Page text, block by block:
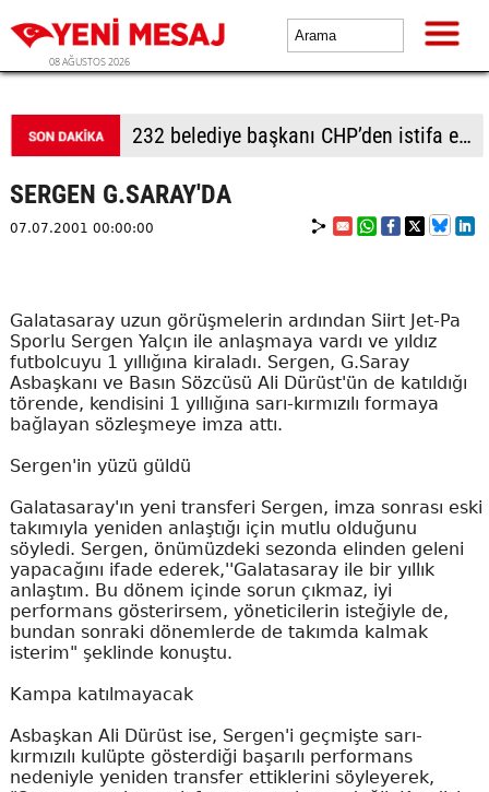
08 AĞUSTOS 2026
232 belediye başkanı CHP’den istifa etti
SERGEN G.SARAY'DA
07.07.2001 00:00:00
Galatasaray uzun görüşmelerin ardından Siirt Jet-Pa
Sporlu Sergen Yalçın ile anlaşmaya vardı ve yıldız
futbolcuyu 1 yıllığına kiraladı. Sergen, G.Saray
Asbaşkanı ve Basın Sözcüsü Ali Dürüst'ün de katıldığı
törende, kendisini 1 yıllığına sarı-kırmızılı formaya
bağlayan sözleşmeye imza attı.
Sergen'in yüzü güldü
Galatasaray'ın yeni transferi Sergen, imza sonrası eski
takımıyla yeniden anlaştığı için mutlu olduğunu
söyledi. Sergen, önümüzdeki sezonda elinden geleni
yapacağını ifade ederek,''Galatasaray ile bir yıllık
anlaştım. Bu dönem içinde sorun çıkmaz, iyi
performans gösterirsem, yöneticilerin isteğiyle de,
bundan sonraki dönemlerde de takımda kalmak
isterim" şeklinde konuştu.
Kampa katılmayacak
Asbaşkan Ali Dürüst ise, Sergen'i geçmişte sarı-
kırmızılı kulüpte gösterdiği başarılı performans
nedeniyle yeniden transfer ettiklerini söyleyerek,